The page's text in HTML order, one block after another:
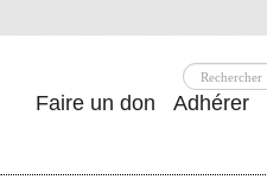
Faire un don Adhérer